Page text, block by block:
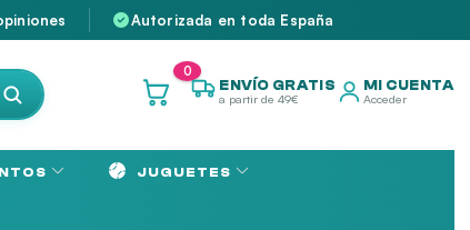
Autorizada en toda España
0
ENVÍO GRATIS
a partir de 49€
MI CUENTA
Acceder
JUGUETES